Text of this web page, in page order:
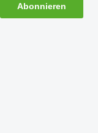
Abonnieren